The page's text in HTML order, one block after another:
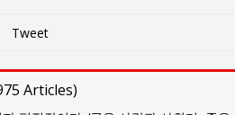
Tweet
Articles)